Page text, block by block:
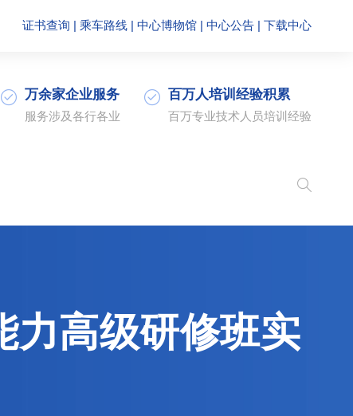
证书查询 | 乘车路线 | 中心博物馆 | 中心公告 | 下载中心
万余家企业服务
服务涉及各行各业
百万人培训经验积累
百万专业技术人员培训经验
力高级研修班实